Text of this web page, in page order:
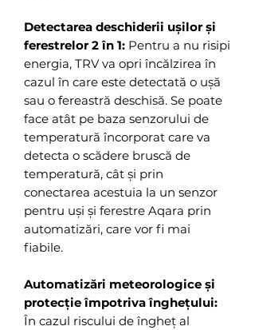
Detectarea deschiderii ușilor și
ferestrelor 2 în 1: Pentru a nu risipi
energia, TRV va opri încălzirea în
cazul în care este detectată o ușă
sau o fereastră deschisă. Se poate
face atât pe baza senzorului de
temperatură încorporat care va
detecta o scădere bruscă de
temperatură, cât și prin
conectarea acestuia la un senzor
pentru uși și ferestre Aqara prin
automatizări, care vor fi mai
fiabile.
Automatizări meteorologice și
protecție împotriva înghețului:
În cazul riscului de îngheț al